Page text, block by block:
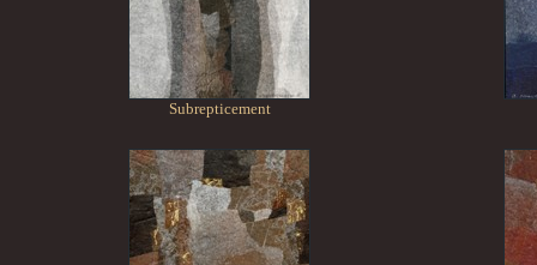
Subrepticement